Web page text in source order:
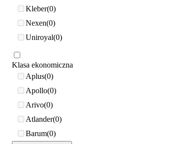
Kleber 0
Nexen 0
Uniroyal 0
Klasa ekonomiczna
Aplus 0
Apollo 0
Arivo 0
Atlander 0
Barum 0